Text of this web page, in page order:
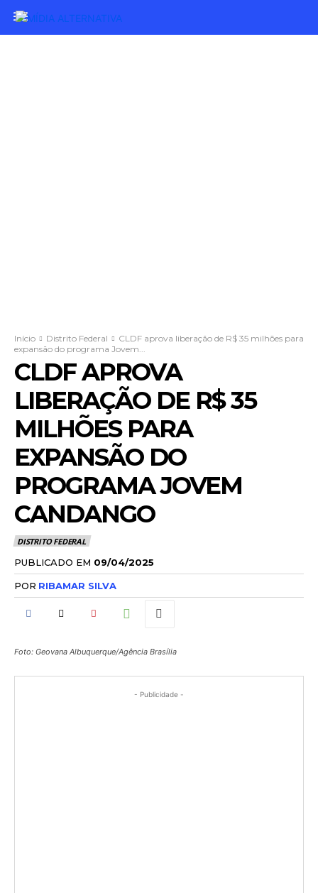
Início Distrito Federal
CLDF aprova liberação de R$ 35 milhões para
expansão do programa Jovem...
CLDF APROVA
LIBERAÇÃO DE R$ 35
MILHÕES PARA
EXPANSÃO DO
PROGRAMA JOVEM
CANDANGO
DISTRITO FEDERAL
PUBLICADO EM 09/04/2025
POR RIBAMAR SILVA
Foto: Geovana Albuquerque/Agência Brasília
- Publicidade -